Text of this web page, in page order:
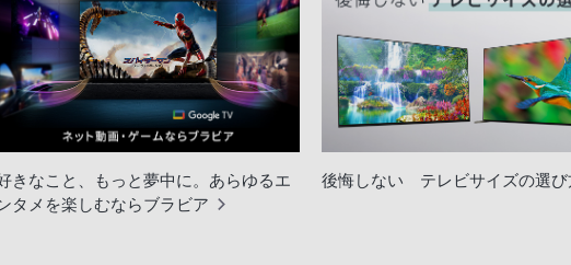
きなこと、もっと夢中に。あらゆるエ
タメを楽しむならブラビア
後悔しない テレビサイズの選び